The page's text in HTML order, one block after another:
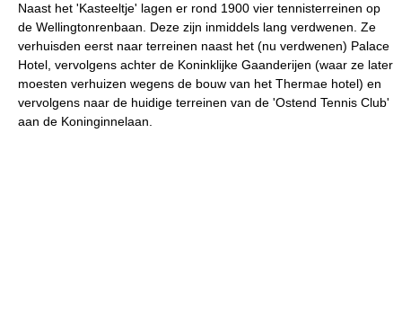
Naast het 'Kasteeltje' lagen er rond 1900 vier tennisterreinen op
de Wellingtonrenbaan. Deze zijn inmiddels lang verdwenen. Ze
verhuisden eerst naar terreinen naast het (nu verdwenen) Palace
Hotel, vervolgens achter de Koninklijke Gaanderijen (waar ze later
moesten verhuizen wegens de bouw van het Thermae hotel) en
vervolgens naar de huidige terreinen van de 'Ostend Tennis Club'
aan de Koninginnelaan.